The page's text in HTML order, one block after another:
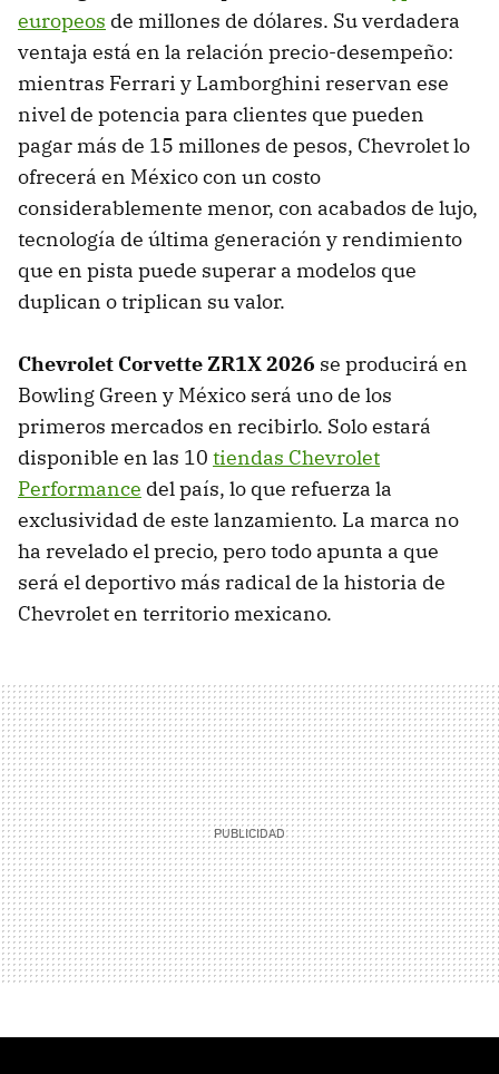
europeos de millones de dólares. Su verdadera
ventaja está en la relación precio-desempeño:
mientras Ferrari y Lamborghini reservan ese
nivel de potencia para clientes que pueden
pagar más de 15 millones de pesos, Chevrolet lo
ofrecerá en México con un costo
considerablemente menor, con acabados de lujo,
tecnología de última generación y rendimiento
que en pista puede superar a modelos que
duplican o triplican su valor.
Chevrolet Corvette ZR1X 2026 se producirá en
Bowling Green y México será uno de los
primeros mercados en recibirlo. Solo estará
disponible en las 10 tiendas Chevrolet
Performance del país, lo que refuerza la
exclusividad de este lanzamiento. La marca no
ha revelado el precio, pero todo apunta a que
será el deportivo más radical de la historia de
Chevrolet en territorio mexicano.